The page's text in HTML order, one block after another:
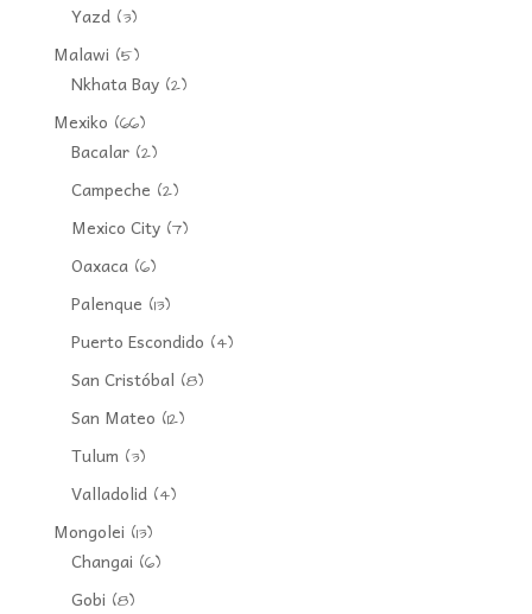
Yazd(3)
Malawi (5)
Nkhata Bay(2)
Mexiko (66)
Bacalar(2)
Campeche (2)
Mexico City(7)
Oaxaca(6)
Palenque (13)
Puerto Escondido (4)
San Cristóbal (8)
San Mateo (12)
Tulum (3)
Valladolid(4)
Mongolei (13)
Changai (6)
Gobi (8)